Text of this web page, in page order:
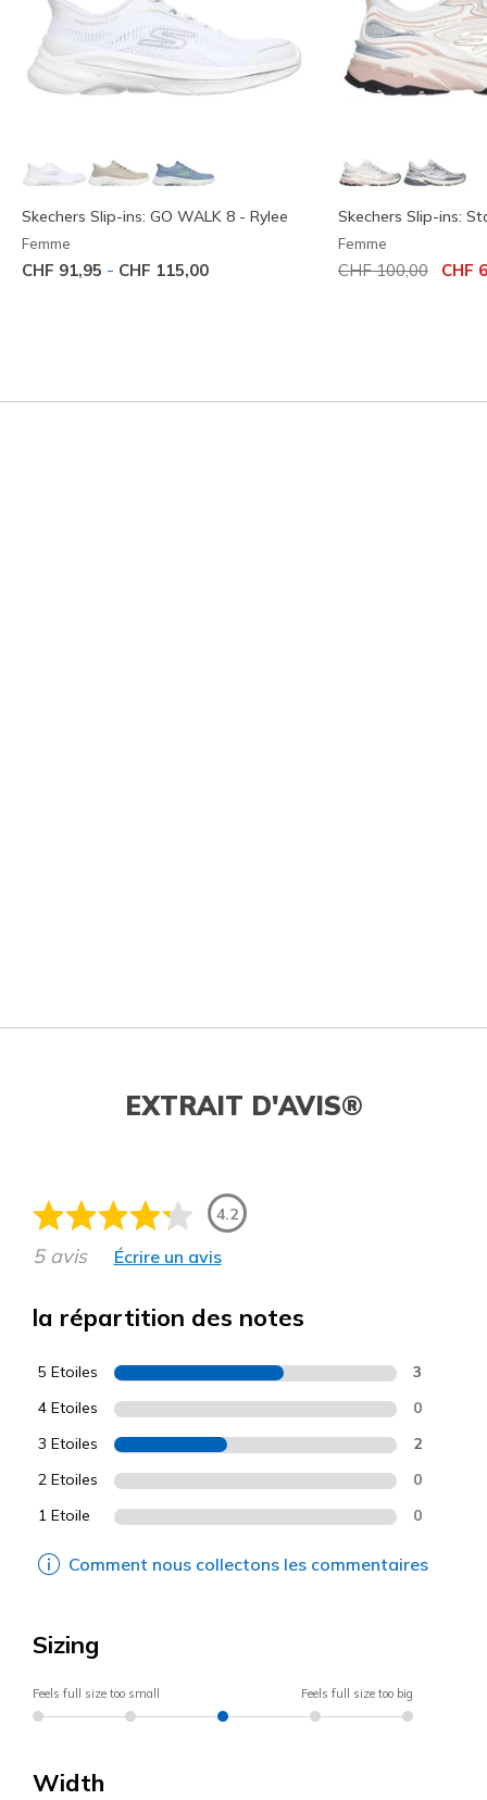
Skechers Slip-ins: GO WALK 8 - Rylee
Femme
CHF 91,95 - CHF 115,00
Skechers Slip-ins:
Femme
Prix réduit de
CHF 100,00à CHF
EXTRAIT D'AVIS®
4.2
5 avis Écrire un avis
la répartition des notes
5 Etoiles 3
4 Etoiles 0
3 Etoiles 2
2 Etoiles 0
1 Etoile 0
Comment nous collectons les commentaires
Sizing
Feels full size too small Feels full size too big
Width